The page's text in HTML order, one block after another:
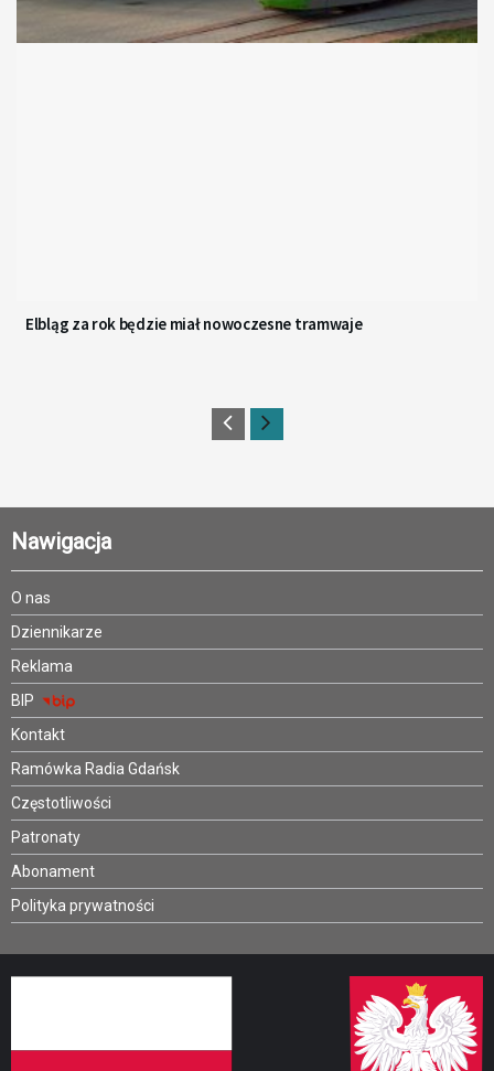
Elbląg za rok będzie miał nowoczesne tramwaje
Nawigacja
O nas
Dziennikarze
Reklama
BIP
Kontakt
Ramówka Radia Gdańsk
Częstotliwości
Patronaty
Abonament
Polityka prywatności